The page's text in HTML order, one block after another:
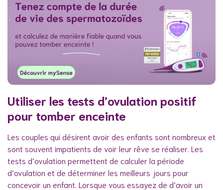
Utiliser les tests d’ovulation positif
pour tomber enceinte
Les couples qui désirent avoir des enfants sont nombreux et
sont souvent impatients de voir leur rêve se réaliser. Les
tests d’ovulation permettent de calculer la période
d’ovulation et de déterminer les meilleurs jours pour
concevoir un enfant. Lorsque vous essayez de d’avoir un